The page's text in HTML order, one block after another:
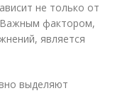
не только от
Важным фактором,
является
выделяют